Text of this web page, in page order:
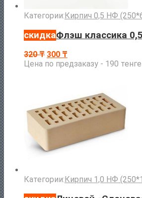
Категории:Кирпич 0,5 НФ
скидкаФлэш классика
320₸ 300 ₸
Цена по предзаказу - 190
Категории: Кирпич 1,0 НФ